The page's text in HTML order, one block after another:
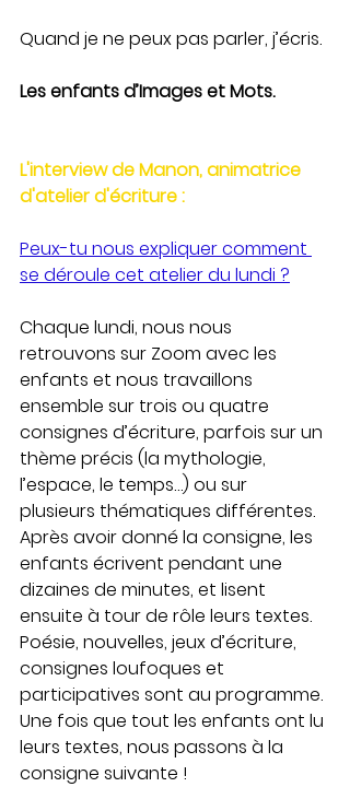
Quand je ne peux pas parler, j’écris.
Les enfants d’Images et Mots.
L'interview de Manon, animatrice
d'atelier d'écriture :
Peux-tu nous expliquer comment
se déroule cet atelier du lundi ?
Chaque lundi, nous nous
retrouvons sur Zoom avec les
enfants et nous travaillons
ensemble sur trois ou quatre
consignes d’écriture, parfois sur un
thème précis (la mythologie,
l’espace, le temps…) ou sur
plusieurs thématiques différentes.
Après avoir donné la consigne, les
enfants écrivent pendant une
dizaines de minutes, et lisent
ensuite à tour de rôle leurs textes.
Poésie, nouvelles, jeux d’écriture,
consignes loufoques et
participatives sont au programme.
Une fois que tout les enfants ont lu
leurs textes, nous passons à la
consigne suivante !